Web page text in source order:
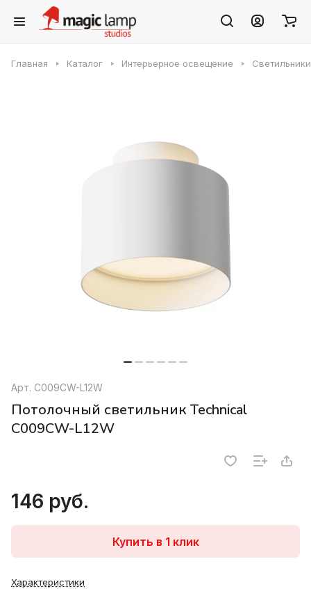
Главная Каталог Интерьерное освещение Светильники
Арт. C009CW-L12W
Потолочный светильник Technical
C009CW-L12W
146 руб.
Купить в 1 клик
Характеристики